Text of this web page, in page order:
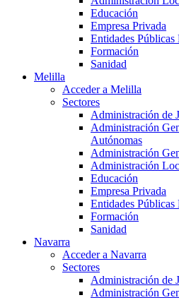
Educación
Empresa Privada
Entidades Públicas
Formación
Sanidad
Melilla
Acceder a Melilla
Sectores
Administración de
Administración
Autónomas
Administración
Administración
Educación
Empresa Privada
Entidades Públicas
Formación
Sanidad
Navarra
Acceder a Navarra
Sectores
Administración de
Administración